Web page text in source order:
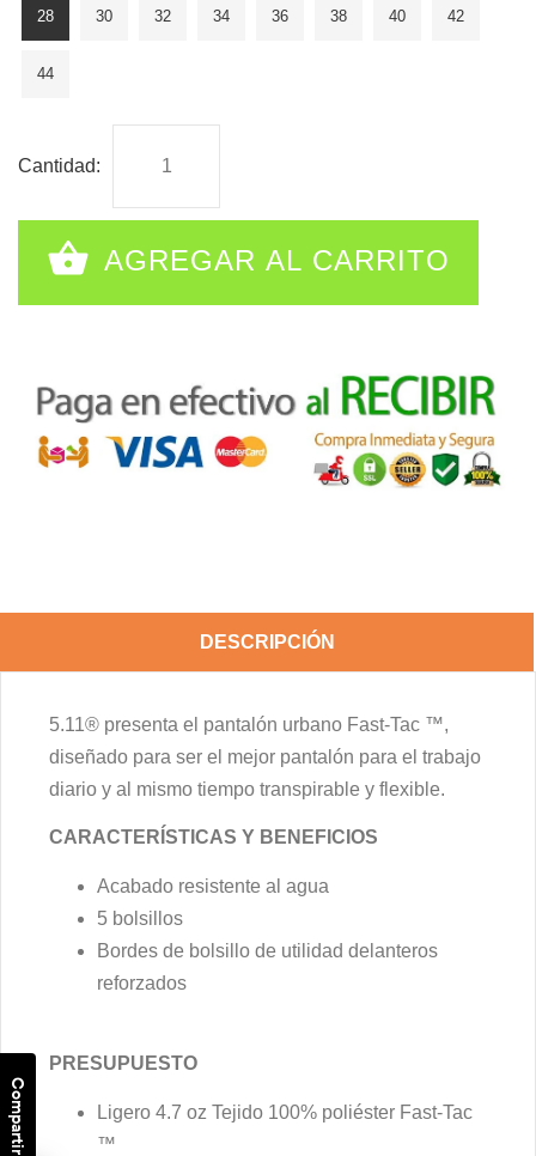
28 30 32 34 36 38 40 42
44
Cantidad:
AGREGAR AL CARRITO
DESCRIPCIÓN
5.11® presenta el pantalón urbano Fast-Tac ™,
diseñado para ser el mejor pantalón para el trabajo
diario y al mismo tiempo transpirable y flexible.
CARACTERÍSTICAS Y BENEFICIOS
Acabado resistente al agua
5 bolsillos
Bordes de bolsillo de utilidad delanteros
reforzados
PRESUPUESTO
Ligero 4.7 oz Tejido 100% poliéster Fast-Tac
™
Compartir